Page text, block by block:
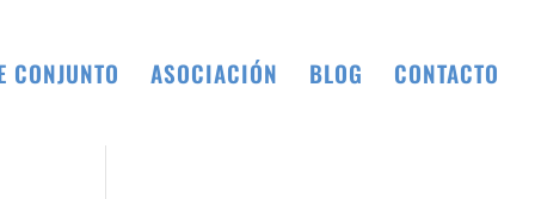
CONJUNTO ASOCIACIÓN BLOG CONTACTO